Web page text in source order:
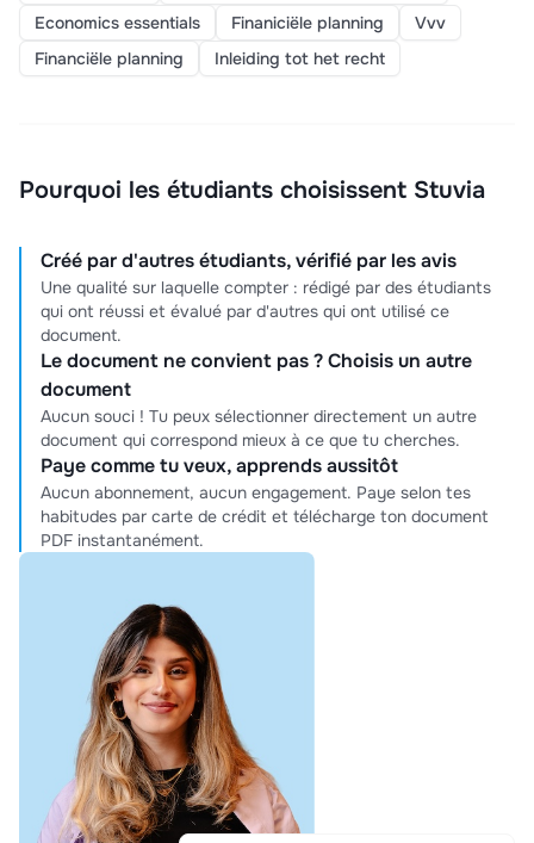
Economics essentials
Finaniciële planning
Vvv
Financiële planning
Inleiding tot het recht
Pourquoi les étudiants choisissent Stuvia
Créé par d'autres étudiants, vérifié par les avis
Une qualité sur laquelle compter : rédigé par des étudiants
qui ont réussi et évalué par d'autres qui ont utilisé ce
document.
Le document ne convient pas ? Choisis un autre
document
Aucun souci ! Tu peux sélectionner directement un autre
document qui correspond mieux à ce que tu cherches.
Paye comme tu veux, apprends aussitôt
Aucun abonnement, aucun engagement. Paye selon tes
habitudes par carte de crédit et télécharge ton document
PDF instantanément.